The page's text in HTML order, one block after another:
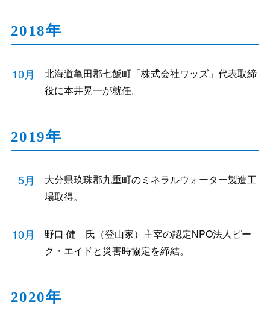
2018年
10月
北海道亀田郡七飯町「株式会社ワッズ」代表取締
役に本井晃一が就任。
2019年
5月
大分県玖珠郡九重町のミネラルウォーター製造工
場取得。
10月
野口 健 氏（登山家）主宰の認定NPO法人ピー
ク・エイドと災害時協定を締結。
2020年